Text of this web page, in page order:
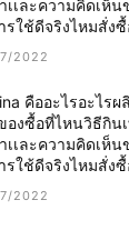
เเละความคิดเห็
รใช้ดีจริงไหมสั่ง
2022
คืออะไรอะไ
องซื้อที่ไหนวิธีกิน
เเละความคิดเห็
รใช้ดีจริงไหมสั่ง
2022